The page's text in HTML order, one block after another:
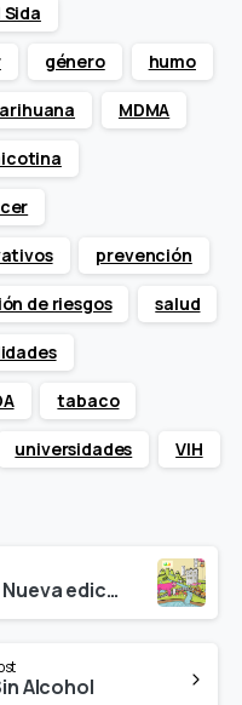
género humo
MDMA
prevención
de riesgos salud
tabaco
universidades VIH
RETOMAMOS EL AULA: Nueva edición presencial del curso EPF «Salud y Drogas desde la prevención y reducción de riesgos» en la Universitat Jaume I de Castelló
Alcohol